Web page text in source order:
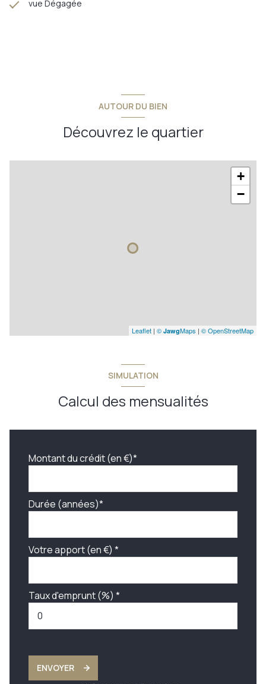
vue Dégagée
AUTOUR DU BIEN
Découvrez le quartier
+
−
Leaflet | © JawgMaps | © OpenStreetMap
SIMULATION
Calcul des mensualités
Montant du crédit (en €)*
Durée (années)*
Votre apport (en €) *
Taux d'emprunt (%) *
ENVOYER